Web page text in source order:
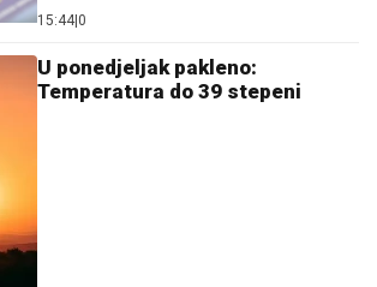
15:44|0
U ponedjeljak pakleno:
Temperatura do 39 stepeni